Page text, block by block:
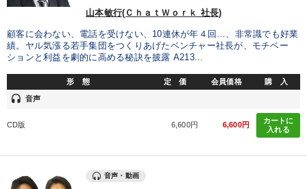
山本敏行(ＣｈａｔＷｏｒｋ 社長)
顧客に会わない、電話を受けない、10連休が年４回…、非常識でも好業
績。ヤル気漲る若手集団をつくりあげたベンチャー社長が、モチベー
ションと利益を劇的に高める秘訣を披露 A213...
形 態 定 価 会員価格 購 入
headset 音声
CD版 6,600円 6,600円
カートに
入れる
音声・動画